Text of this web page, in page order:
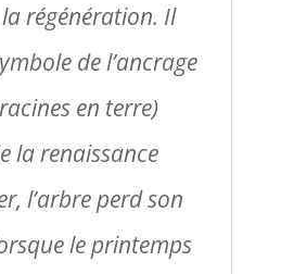
régénération. Il
de l’ancrage
en terre)
la renaissance
l’arbre perd son
le printemps